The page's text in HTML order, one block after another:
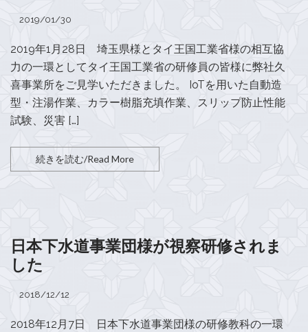
2019/01/30
2019年1月28日 埼玉県様とタイ王国工業省様の相互協
力の一環としてタイ王国工業省の研修員の皆様に弊社久
喜事業所をご見学いただきました。 IoTを用いた自動造
型・注湯作業、カラー樹脂充填作業、スリップ防止性能
試験、災害 […]
続きを読む/Read More
日本下水道事業団様が視察研修されま
した
2018/12/12
2018年12月7日 日本下水道事業団様の研修教科の一環